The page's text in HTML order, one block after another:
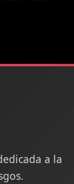
a la